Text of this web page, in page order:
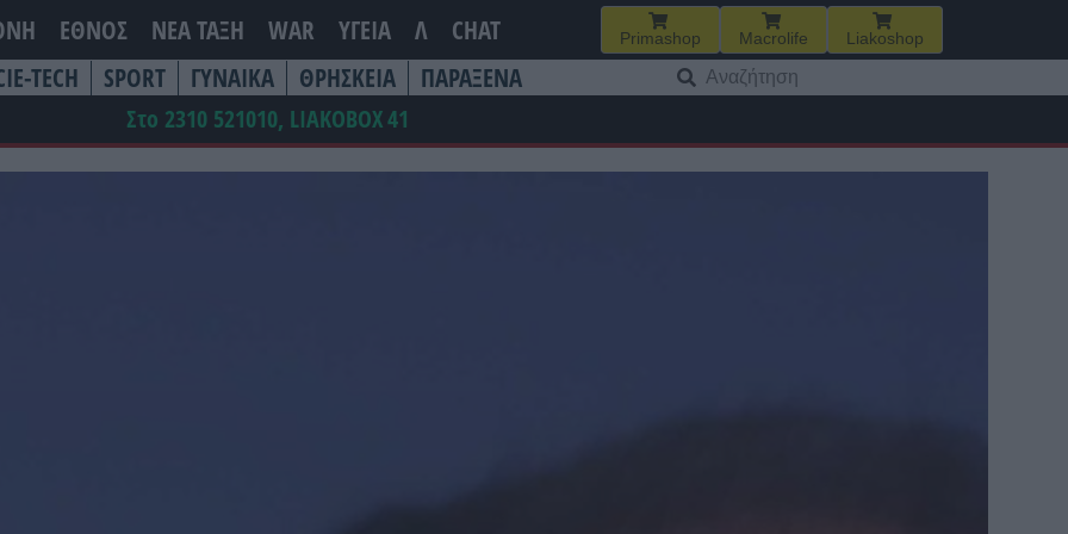
ΕΘΝΟΣ ΝΕΑ ΤΆΞΗ WAR ΥΓΕΙΑ Λ CHAT Primashop Macrolife Liakoshop
TECH SPORT ΓΥΝΑΙΚΑ ΘΡΗΣΚΕΙΑ ΠΑΡΑΞΕΝΑ
για:
Στο 2310 521010, LIAKOBOX41